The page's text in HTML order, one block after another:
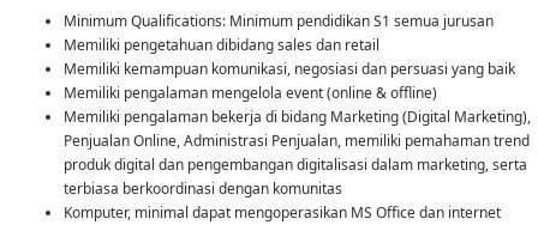
Minimum Qualifications: Minimum pendidikan S1 semua jurusan
Memiliki pengetahuan dibidang sales dan retail
Memiliki kemampuan komunikasi, negosiasi dan persuasi yang baik
Memiliki pengalaman mengelola event (online & offline)
Memiliki pengalaman bekerja di bidang Marketing (Digital Marketing),
Penjualan Online, Administrasi Penjualan, memiliki pemahaman trend
produk digital dan pengembangan digitalisasi dalam marketing, serta
terbiasa berkoordinasi dengan komunitas
Komputer, minimal dapat mengoperasikan MS Office dan internet